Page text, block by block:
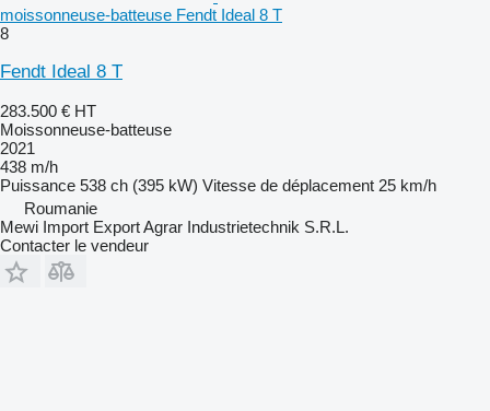
moissonneuse-batteuse Fendt Ideal 8 T
8
Fendt Ideal 8 T
283.500 € HT
Moissonneuse-batteuse
2021
438 m/h
Puissance 538 ch (395 kW) Vitesse de déplacement 25 km/h
Roumanie
Mewi Import Export Agrar Industrietechnik S.R.L.
Contacter le vendeur